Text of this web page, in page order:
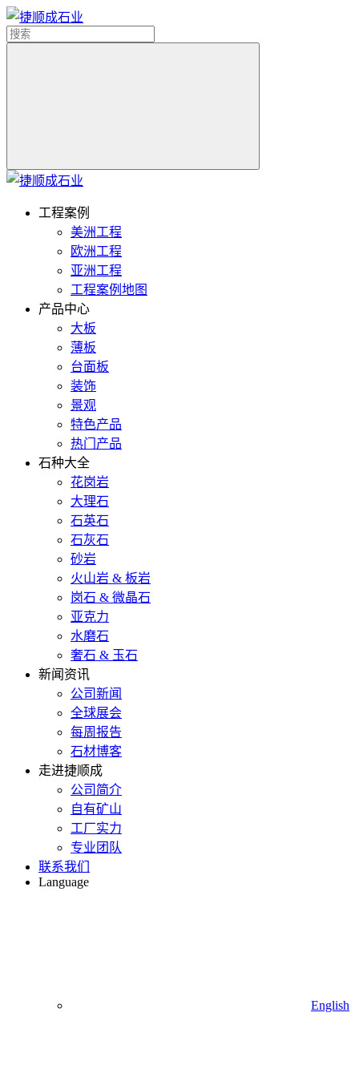
工程案例
美洲工程
欧洲工程
亚洲工程
工程案例地图
产品中心
大板
薄板
台面板
装饰
景观
特色产品
热门产品
石种大全
花岗岩
大理石
石英石
石灰石
砂岩
火山岩 & 板岩
岗石 & 微晶石
亚克力
水磨石
奢石 & 玉石
新闻资讯
公司新闻
全球展会
每周报告
石材博客
走进捷顺成
公司简介
自有矿山
工厂实力
专业团队
联系我们
Language
English